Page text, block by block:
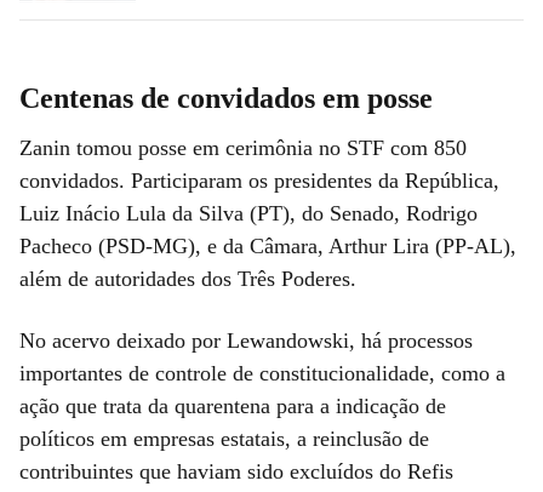
Centenas de convidados em posse
Zanin tomou posse em cerimônia no STF com 850
convidados. Participaram os presidentes da República,
Luiz Inácio Lula da Silva (PT), do Senado, Rodrigo
Pacheco (PSD-MG), e da Câmara, Arthur Lira (PP-AL),
além de autoridades dos Três Poderes.
No acervo deixado por Lewandowski, há processos
importantes de controle de constitucionalidade, como a
ação que trata da quarentena para a indicação de
políticos em empresas estatais, a reinclusão de
contribuintes que haviam sido excluídos do Refis